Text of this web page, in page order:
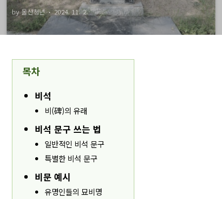
by 울산청년 2024. 11. 2.
목차
비석
비(碑)의 유래
비석 문구 쓰는 법
일반적인 비석 문구
특별한 비석 문구
비문 예시
유명인들의 묘비명